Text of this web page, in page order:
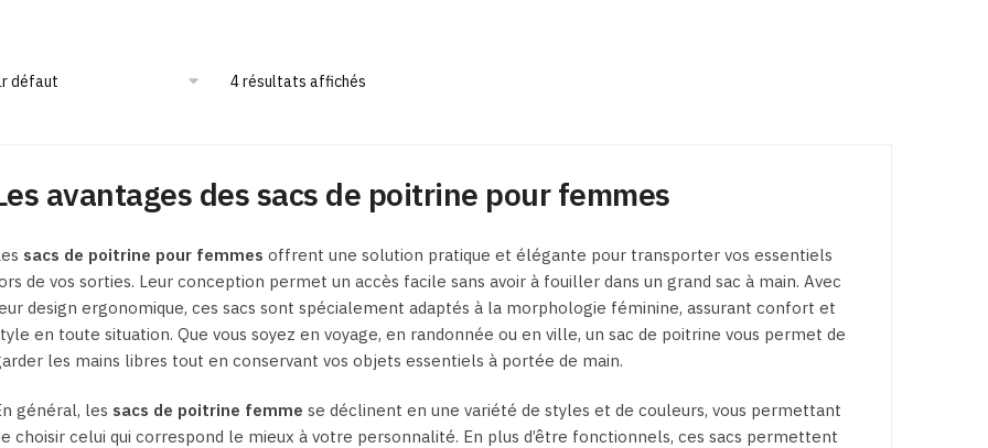
peuvent
choisies
la
page
du
variations.
être
sur
la
page
du
produit
peuvent
choisies
sur
la
page
du
sur
la
page
du
4 résultats affichés
avantages des sacs de poitrine pour femmes
sacs de poitrine pour femmes offrent une solution pratique et élégante pour transporter vos essentiels
de vos sorties. Leur conception permet un accès facile sans avoir à fouiller dans un grand sac à main. Avec
design ergonomique, ces sacs sont spécialement adaptés à la morphologie féminine, assurant confort et
en toute situation. Que vous soyez en voyage, en randonnée ou en ville, un sac de poitrine vous permet de
les mains libres tout en conservant vos objets essentiels à portée de main.
général, les sacs de poitrine femme se déclinent en une variété de styles et de couleurs, vous permettant
choisir celui qui correspond le mieux à votre personnalité. En plus d’être fonctionnels, ces sacs permettent